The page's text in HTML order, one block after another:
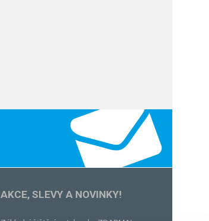
AKCE, SLEVY A NOVINKY!